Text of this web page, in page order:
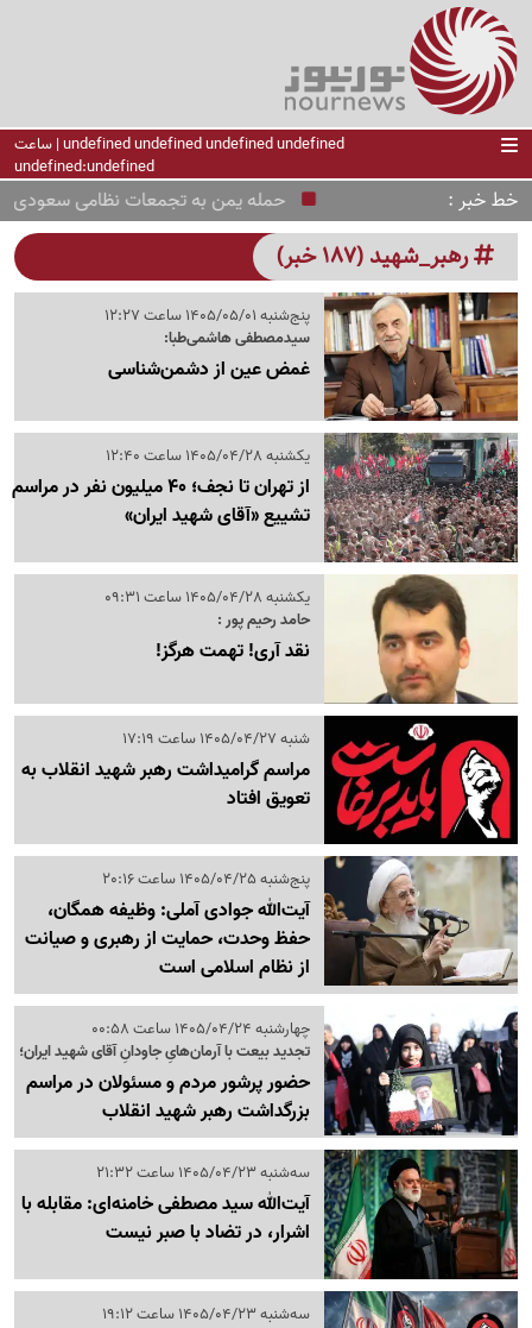
undefined undefined undefined undefined | ساعت
undefined:undefined
خط خبر حمله یمن به تجمعات نظامی سعودی
رهبر_شهید (187 خبر)
پنج‌شنبه 1405/05/01 ساعت 12:27
سیدمصطفی هاشمی‌طبا:
غمض عین از دشمن‌شناسی
یکشنبه 1405/04/28 ساعت 12:40
از تهران تا نجف؛ 40 میلیون نفر در مراسم
تشییع «آقای شهید ایران»
یکشنبه 1405/04/28 ساعت 09:31
حامد رحیم پور :
نقد آری! تهمت هرگز!
شنبه 1405/04/27 ساعت 17:19
مراسم گرامیداشت رهبر شهید انقلاب به
تعویق افتاد
پنج‌شنبه 1405/04/25 ساعت 20:16
آیت‌الله جوادی آملی: وظیفه همگان،
حفظ وحدت، حمایت از رهبری و صیانت
از نظام اسلامی است
چهارشنبه 1405/04/24 ساعت 00:58
تجدید بیعت با آرمان‌هایِ جاودانِ آقای شهید ایران؛
حضور پرشور مردم و مسئولان در مراسم
بزرگداشت رهبر شهید انقلاب
سه‌شنبه 1405/04/23 ساعت 21:32
آیت‌الله سید مصطفی خامنه‌ای: مقابله با
اشرار، در تضاد با صبر نیست
سه‌شنبه 1405/04/23 ساعت 19:12